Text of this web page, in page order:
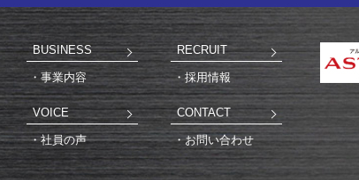
BUSINESS
事業内容
VOICE
社員の声
RECRUIT
採用情報
CONTACT
お問い合わせ